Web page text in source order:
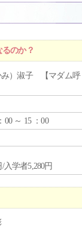
のか？
み）淑子 【マダム呼
00 ～ 15 ：00
入学者5,280円